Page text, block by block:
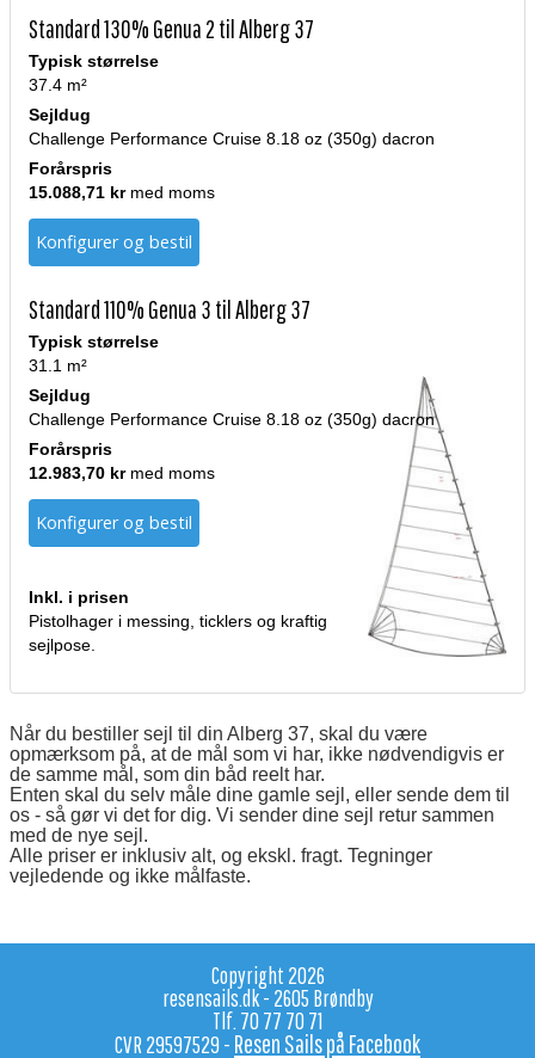
Standard 130% Genua 2 til Alberg 37
Typisk størrelse
37.4 m²
Sejldug
Challenge Performance Cruise 8.18 oz (350g) dacron
Forårspris
15.088,71 krmed moms
Konfigurer og bestil
Standard 110% Genua 3 til Alberg 37
Typisk størrelse
31.1 m²
Sejldug
Challenge Performance Cruise 8.18 oz (350g) dacron
Forårspris
12.983,70 krmed moms
Konfigurer og bestil
Inkl. i prisen
Pistolhager i messing, ticklers og kraftig
sejlpose.
Når du bestiller sejl til din Alberg 37, skal du være
opmærksom på, at de mål som vi har, ikke nødvendigvis er
de samme mål, som din båd reelt har.
Enten skal du selv måle dine gamle sejl, eller sende dem til
os - så gør vi det for dig. Vi sender dine sejl retur sammen
med de nye sejl.
Alle priser er inklusiv alt, og ekskl. fragt. Tegninger
vejledende og ikke målfaste.
Copyright 2026
resensails.dk - 2605 Brøndby
Tlf. 70 77 70 71
CVR 29597529 - Resen Sails på Facebook